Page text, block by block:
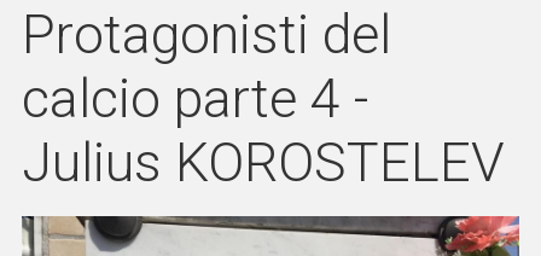
Protagonisti del
calcio parte 4 -
Julius KOROSTELEV